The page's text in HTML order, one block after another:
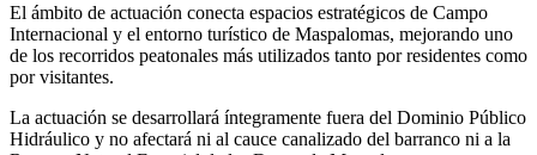
El ámbito de actuación conecta espacios estratégicos de Campo
Internacional y el entorno turístico de Maspalomas, mejorando uno
de los recorridos peatonales más utilizados tanto por residentes como
por visitantes.
La actuación se desarrollará íntegramente fuera del Dominio Público
Hidráulico y no afectará ni al cauce canalizado del barranco ni a la